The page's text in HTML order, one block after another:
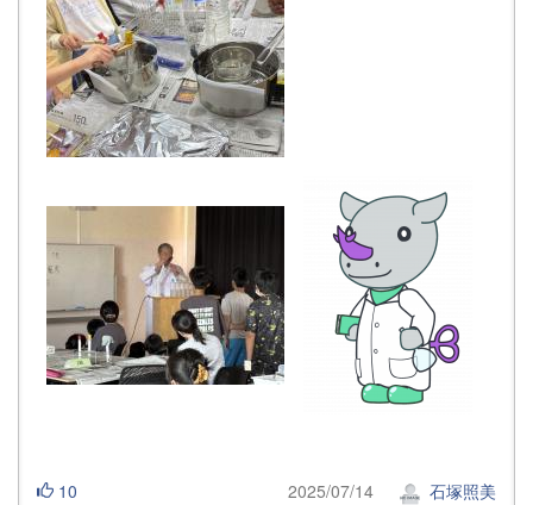
10 2025/07/14 石塚照美